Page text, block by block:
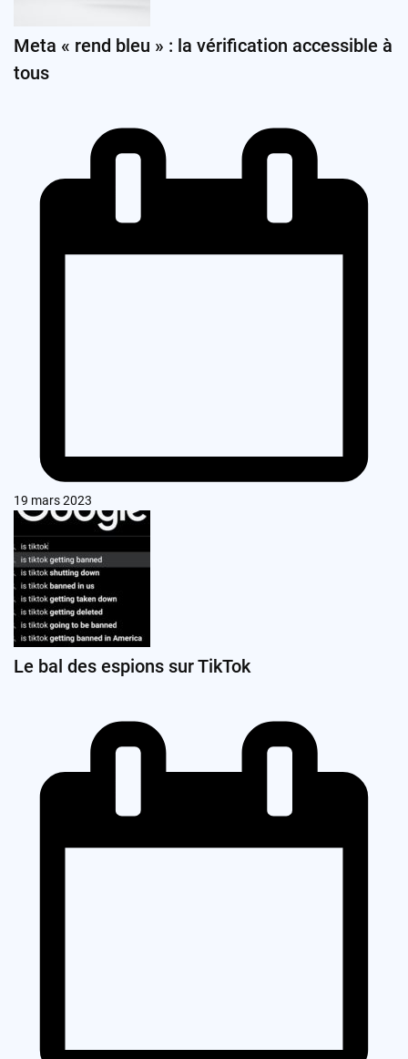
Meta « rend bleu » : la vérification accessible à
tous
19 mars 2023
Le bal des espions sur TikTok